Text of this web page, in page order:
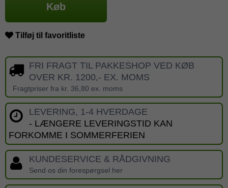
Køb
Tilføj til favoritliste
FRI FRAGT TIL PAKKESHOP VED KØB
OVER KR. 1200,- EX. MOMS
Fragtpriser fra kr. 36,80 ex. moms
LEVERING, 1-4 HVERDAGE
- LÆNGERE LEVERINGSTID KAN
FORKOMME I SOMMERFERIEN
KUNDESERVICE & RÅDGIVNING
Send os din forespørgsel her